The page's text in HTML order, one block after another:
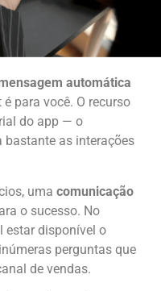
automática
para você. O recurso
do app — o
as interações
uma comunicação
o sucesso. No
estar disponível o
perguntas que
de vendas.